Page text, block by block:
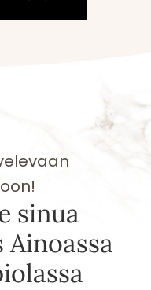
sinua
Ainoassa